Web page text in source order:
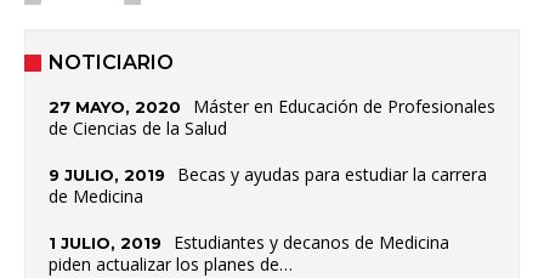
NOTICIARIO
27 MAYO, 2020
Máster en Educación de Profesionales
de Ciencias de la Salud
9 JULIO, 2019
Becas y ayudas para estudiar la carrera
de Medicina
1 JULIO, 2019
Estudiantes y decanos de Medicina
piden actualizar los planes de…